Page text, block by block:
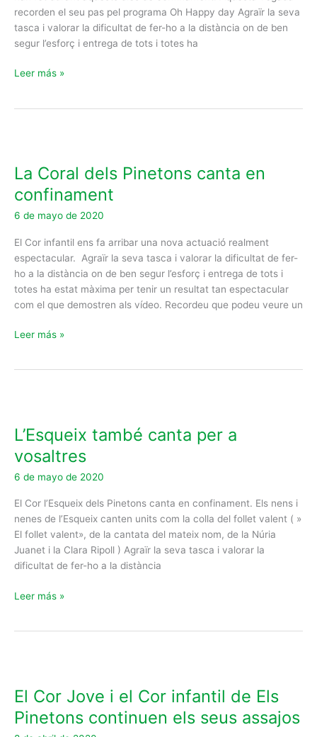
recorden el seu pas pel programa Oh Happy day Agraïr la seva
tasca i valorar la dificultat de fer-ho a la distància on de ben
segur l’esforç i entrega de tots i totes ha
l’Oh
Happy
day
Leer más »
La Coral dels Pinetons canta en
confinament
6 de mayo de 2020
El Cor infantil ens fa arribar una nova actuació realment
espectacular. Agraïr la seva tasca i valorar la dificultat de fer-
ho a la distància on de ben segur l’esforç i entrega de tots i
totes ha estat màxima per tenir un resultat tan espectacular
com el que demostren als vídeo. Recordeu que podeu veure un
dels
Pinetons
canta
en
Leer más »
L’Esqueix també canta per a
vosaltres
6 de mayo de 2020
El Cor l’Esqueix dels Pinetons canta en confinament. Els nens i
nenes de l’Esqueix canten units com la colla del follet valent ( »
El follet valent», de la cantata del mateix nom, de la Núria
Juanet i la Clara Ripoll ) Agraïr la seva tasca i valorar la
dificultat de fer-ho a la distància
canta
a
vosaltres
Leer más »
El Cor Jove i el Cor infantil de Els
Pinetons continuen els seus assajos
Jove
el